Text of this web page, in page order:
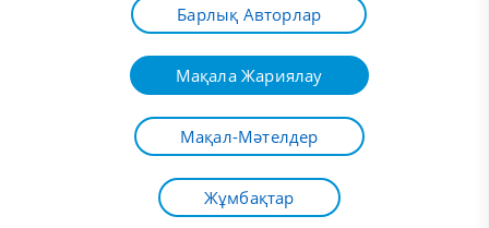
Барлық Авторлар
Мақала Жариялау
Мақал-Мәтелдер
Жұмбақтар